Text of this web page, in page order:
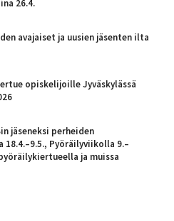
26.4.
avajaiset ja uusien jäsenten ilta
opiskelijoille Jyväskylässä
jäseneksi perheiden
Pyöräilyviikolla 9.–
ja muissa